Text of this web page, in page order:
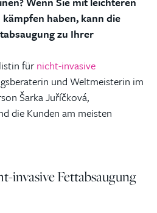
haben, kann die
zu Ihrer
fürnicht-invasive
und Weltmeisterin im
Šarka Juříčková,
die Kunden am meisten
invasive Fettabsaugung